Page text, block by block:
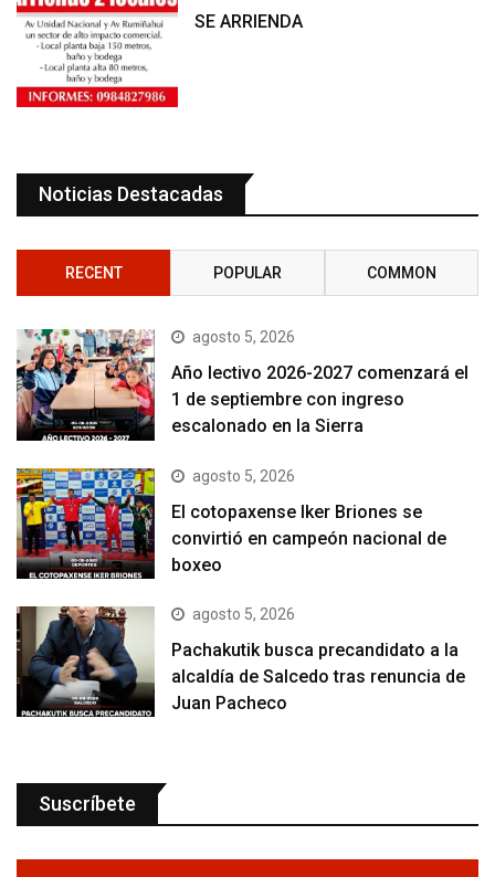
SE ARRIENDA
Noticias Destacadas
RECENT POPULAR COMMON
agosto 5, 2026
Año lectivo 2026-2027 comenzará el
1 de septiembre con ingreso
escalonado en la Sierra
agosto 5, 2026
El cotopaxense Iker Briones se
convirtió en campeón nacional de
boxeo
agosto 5, 2026
Pachakutik busca precandidato a la
alcaldía de Salcedo tras renuncia de
Juan Pacheco
Suscríbete